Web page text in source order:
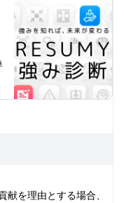
を理由とする場合、